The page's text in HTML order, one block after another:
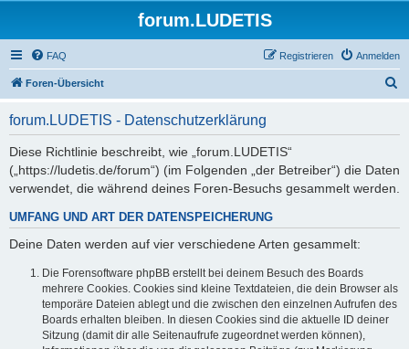
forum.LUDETIS
FAQ Anmelden
Registrieren
Foren-Übersicht
forum.LUDETIS - Datenschutzerklärung
Diese Richtlinie beschreibt, wie „forum.LUDETIS“
(„https://ludetis.de/forum“) (im Folgenden „der Betreiber“) die Daten
verwendet, die während deines Foren-Besuchs gesammelt werden.
UMFANG UND ART DER DATENSPEICHERUNG
Deine Daten werden auf vier verschiedene Arten gesammelt:
Die Forensoftware phpBB erstellt bei deinem Besuch des Boards
mehrere Cookies. Cookies sind kleine Textdateien, die dein Browser als
temporäre Dateien ablegt und die zwischen den einzelnen Aufrufen des
Boards erhalten bleiben. In diesen Cookies sind die aktuelle ID deiner
Sitzung (damit dir alle Seitenaufrufe zugeordnet werden können),